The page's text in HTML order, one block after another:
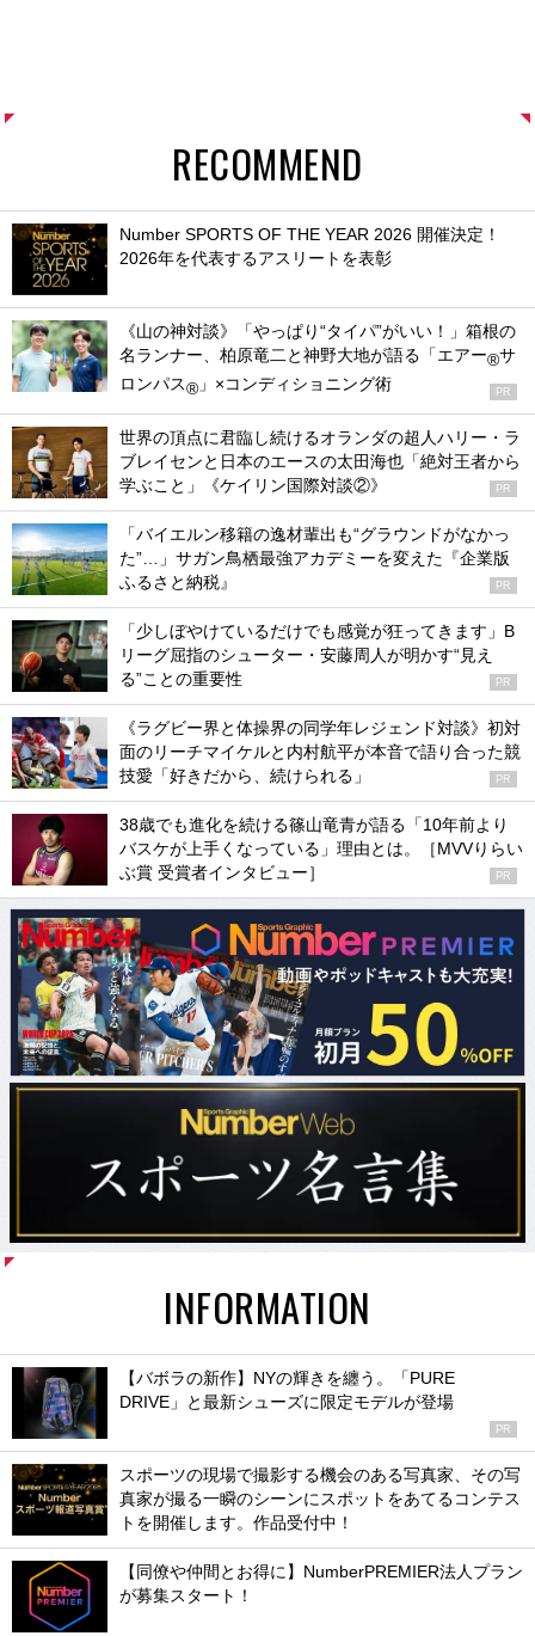
RECOMMEND
Number SPORTS OF THE YEAR 2026 開催決定！
2026年を代表するアスリートを表彰
《山の神対談》「やっぱり“タイパ”がいい！」箱根の
名ランナー、柏原竜二と神野大地が語る「エアー®サ
ロンパス® 」×コンディショニング術 PR
世界の頂点に君臨し続けるオランダの超人ハリー・ラ
ブレイセンと日本のエースの太田海也「絶対王者から
学ぶこと」《ケイリン国際対談②》
PR
「バイエルン移籍の逸材輩出も“グラウンドがなかっ
た”…」サガン鳥栖最強アカデミーを変えた『企業版
ふるさと納税』
PR
「少しぼやけているだけでも感覚が狂ってきます」B
リーグ屈指のシューター・安藤周人が明かす“見え
る”ことの重要性
PR
《ラグビー界と体操界の同学年レジェンド対談》初対
面のリーチマイケルと内村航平が本音で語り合った競
技愛「好きだから、続けられる」
PR
38歳でも進化を続ける篠山竜青が語る「10年前より
バスケが上手くなっている」理由とは。［MVVりらい
ぶ賞 受賞者インタビュー］
PR
INFORMATION
【バボラの新作】NYの輝きを纏う。「PURE
DRIVE」と最新シューズに限定モデルが登場
PR
スポーツの現場で撮影する機会のある写真家、その写
真家が撮る一瞬のシーンにスポットをあてるコンテス
トを開催します。作品受付中！
【同僚や仲間とお得に】NumberPREMIER法人プラン
が募集スタート！